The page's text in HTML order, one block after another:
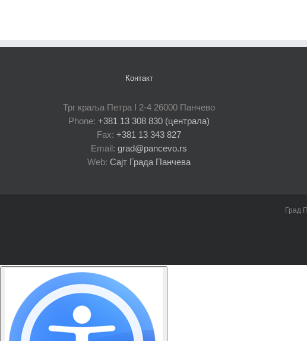
Контакт
Трг краља Петра I 2-4 26000 Панчево
Phone: +381 13 308 830 (централа)
Fax: +381 13 343 827
Email: grad@pancevo.rs
Web: Сајт Града Панчева
Град